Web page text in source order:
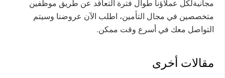
مجانيةلكل عملاؤنا طوال فترة التعاقد عن طريق موظفين
متخصصين في مجال التأمين، اطلب الآن عروضنا وسيتم
التواصل معك في أسرع وقت ممكن.
مقالات أخرى